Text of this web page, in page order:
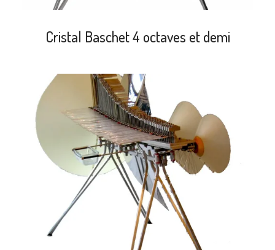
Cristal Baschet 4 octaves et demi
search